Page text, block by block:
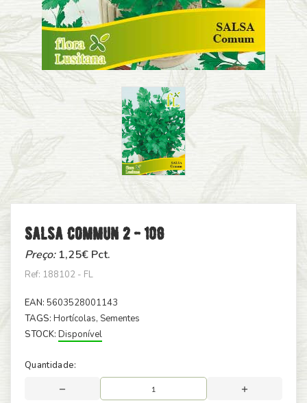
Salsa Commun 2 - 10g
Preço:1,25€ Pct.
Ref: 188102 - FL
EAN: 5603528001143
TAGS: Hortícolas, Sementes
STOCK: Disponível
Quantidade: